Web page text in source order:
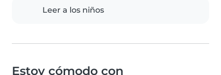
Leer a los niños
Estoy cómodo con